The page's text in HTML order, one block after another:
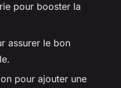
pour booster la
assurer le bon
pour ajouter une